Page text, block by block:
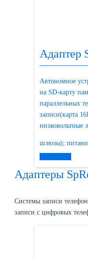
Адаптер
Автономное
на SD-карту
параллельных
записи(карта
шлюзы);
Адаптеры
Системы записи
записи с цифровых